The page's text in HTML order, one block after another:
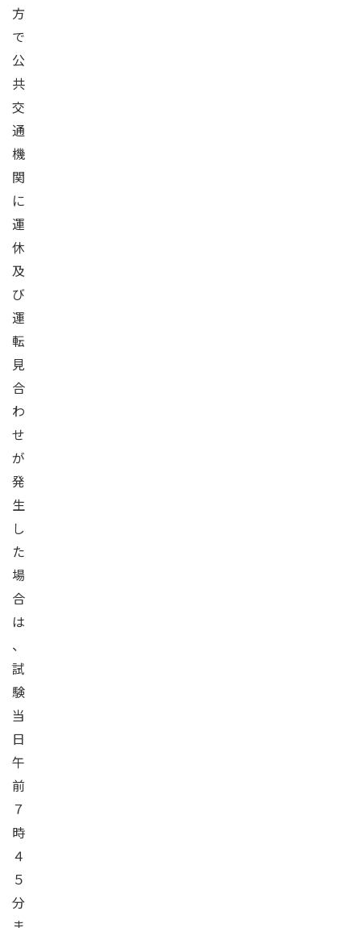
方
で
公
共
交
通
機
関
に
運
休
及
び
運
転
見
合
わ
せ
が
発
生
し
た
場
合
は
、
試
験
当
日
午
前
７
時
４
５
分